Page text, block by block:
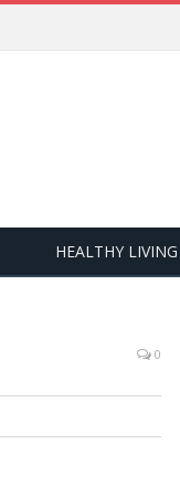
HEALTHY LIVING
0